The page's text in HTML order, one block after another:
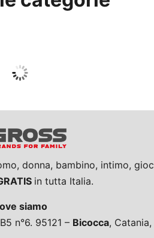
tutto
donna, bambino, intimo,
in tutta Italia.
siamo
n°6. 95121 – Bicocca,